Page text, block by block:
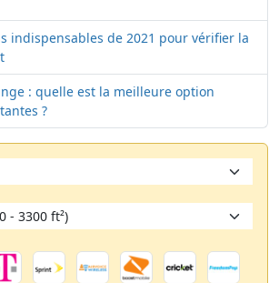
indispensables de 2021 pour vérifier la
: quelle est la meilleure option
?